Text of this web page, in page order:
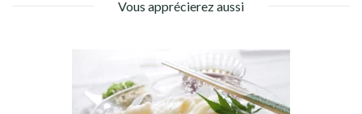
Vous apprécierez aussi